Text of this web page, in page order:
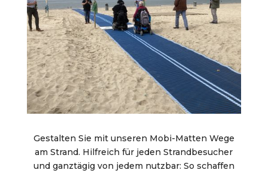
Gestalten Sie mit unseren Mobi-Matten Wege
am Strand. Hilfreich für jeden Strandbesucher
und ganztägig von jedem nutzbar: So schaffen